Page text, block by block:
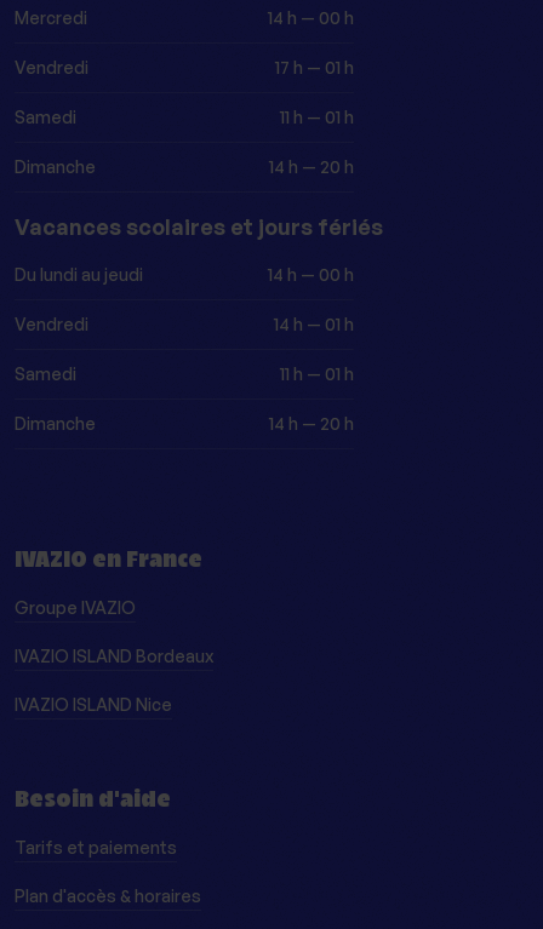
Mercredi 14 h — 00 h
Vendredi 17 h — 01 h
Samedi 11 h — 01 h
Dimanche 14 h — 20 h
Vacances scolaires et jours fériés
Du lundi au jeudi 14 h — 00 h
Vendredi 14 h — 01 h
Samedi 11 h — 01 h
Dimanche 14 h — 20 h
IVAZIO en France
Groupe IVAZIO
IVAZIO ISLAND Bordeaux
IVAZIO ISLAND Nice
Besoin d'aide
Tarifs et paiements
Plan d'accès & horaires